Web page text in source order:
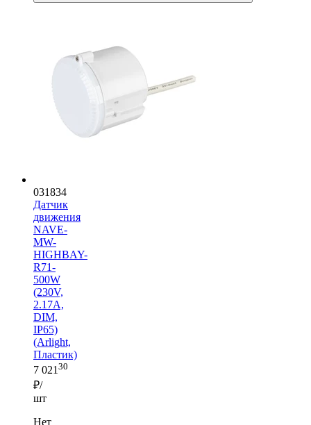
031834
Датчик
движения
NAVE-
MW-
HIGHBAY-
R71-
500W
(230V,
2.17A,
DIM,
IP65)
(Arlight,
Пластик)
7 02130
₽/
шт
Нет